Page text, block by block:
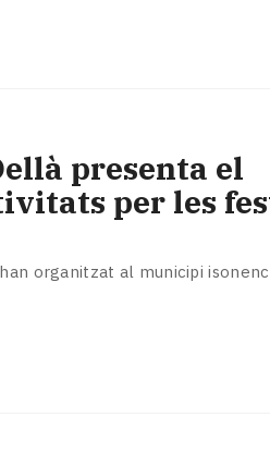
presenta el
per les
organitzat al municipi